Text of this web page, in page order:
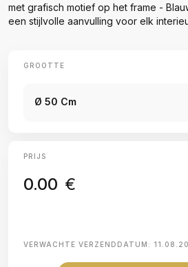
met grafisch motief op het frame -
een stijlvolle aanvulling voor elk
GROOTTE
Ø 50 Cm
PRIJS
0.00 €
VERWACHTE VERZENDDATUM: